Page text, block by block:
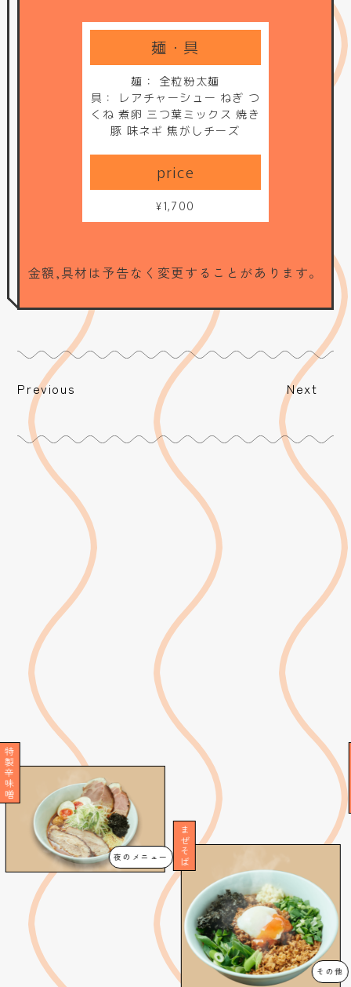
麺： 全粒粉太麺
具： レアチャーシュー ねぎ つ
くね 煮卵 三つ葉ミックス 焼き
豚 味ネギ 焦がしチーズ
¥1,700
金額,具材は予告なく変更することがあります。
Previous Next
夜のメニュー まぜそば
その他
かけらーめん